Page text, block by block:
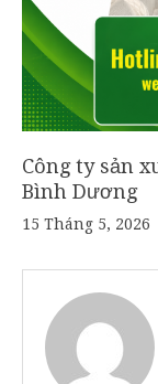
Công ty sản
Bình Dương
15 Tháng 5, 2026